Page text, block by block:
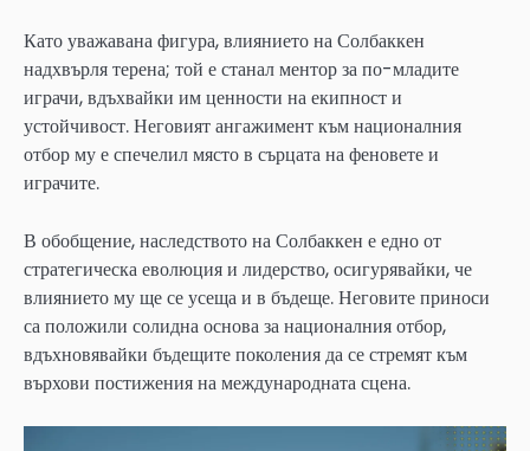
Като уважавана фигура, влиянието на Солбаккен
надхвърля терена; той е станал ментор за по-младите
играчи, вдъхвайки им ценности на екипност и
устойчивост. Неговият ангажимент към националния
отбор му е спечелил място в сърцата на феновете и
играчите.
В обобщение, наследството на Солбаккен е едно от
стратегическа еволюция и лидерство, осигурявайки, че
влиянието му ще се усеща и в бъдеще. Неговите приноси
са положили солидна основа за националния отбор,
вдъхновявайки бъдещите поколения да се стремят към
върхови постижения на международната сцена.